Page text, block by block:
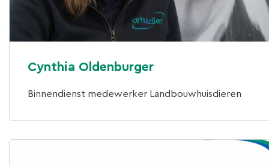
Cynthia Oldenburger
Binnendienst medewerker Landbouwhuisdieren